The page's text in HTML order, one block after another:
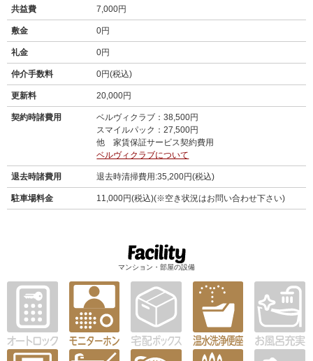
共益費 7,000円
敷金 0円
礼金 0円
仲介手数料 0円(税込)
更新料 20,000円
契約時諸費用
ベルヴィクラブ：38,500円
スマイルパック：27,500円
他 家賃保証サービス契約費用
ベルヴィクラブについて
退去時諸費用 退去時清掃費用:35,200円(税込)
駐車場料金 11,000円(税込)(※空き状況はお問い合わせ下さい)
マンション・部屋の設備